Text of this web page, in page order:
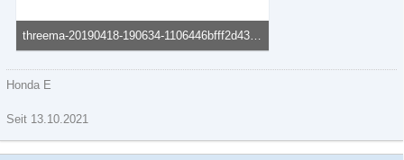
threema-20190418-190634-1106446bfff2d432.jpg
40,7 kB, 755×600, 19 mal angesehen
Honda E
Seit 13.10.2021